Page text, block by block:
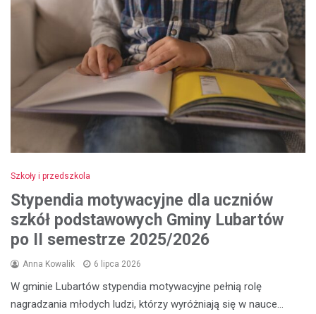
Szkoły i przedszkola
Stypendia motywacyjne dla uczniów
szkół podstawowych Gminy Lubartów
po II semestrze 2025/2026
Anna Kowalik 6 lipca 2026
W gminie Lubartów stypendia motywacyjne pełnią rolę
nagradzania młodych ludzi, którzy wyróżniają się w nauce…